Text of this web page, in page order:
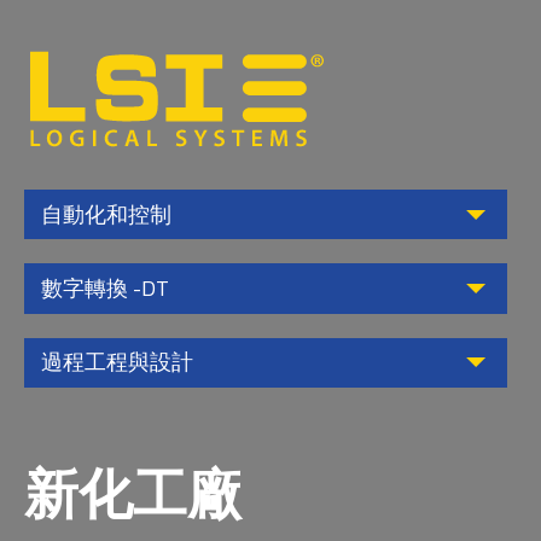
Logical
Systems,
Inc
自動化和控制
數字轉換 -DT
過程工程與設計
新化工廠